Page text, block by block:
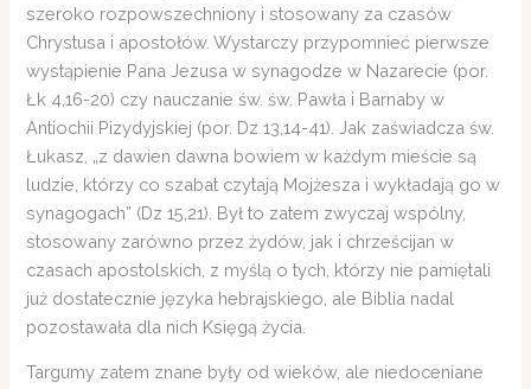
szeroko rozpowszechniony i stosowany za czasów
Chrystusa i apostołów. Wystarczy przypomnieć pierwsze
wystąpienie Pana Jezusa w synagodze w Nazarecie (por.
Łk 4,16-20) czy nauczanie św. św. Pawła i Barnaby w
Antiochii Pizydyjskiej (por. Dz 13,14-41). Jak zaświadcza św.
Łukasz, „z dawien dawna bowiem w każdym mieście są
ludzie, którzy co szabat czytają Mojżesza i wykładają go w
synagogach” (Dz 15,21). Był to zatem zwyczaj wspólny,
stosowany zarówno przez żydów, jak i chrześcijan w
czasach apostolskich, z myślą o tych, którzy nie pamiętali
już dostatecznie języka hebrajskiego, ale Biblia nadal
pozostawała dla nich Księgą życia.
Targumy zatem znane były od wieków, ale niedoceniane